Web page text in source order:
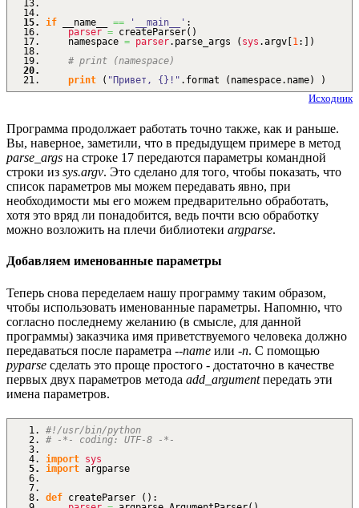
if __name__ == '__main__' :
parser = createParser( )
namespace = parser. parse_args ( sys .argv [1 : ] )
# print (namespace)
print
( "Привет, {}!" . format ( namespace. name) )
Исходник
Программа продолжает работать точно также, как и раньше.
Вы, наверное, заметили, что в предыдущем примере в метод
parse_args на строке 17 передаются параметры командной
строки из sys.argv. Это сделано для того, чтобы показать, что
список параметров мы можем передавать явно, при
необходимости мы его можем предварительно обработать,
хотя это вряд ли понадобится, ведь почти всю обработку
можно возложить на плечи библиотеки argparse.
Добавляем именованные параметры
Теперь снова переделаем нашу программу таким образом,
чтобы использовать именованные параметры. Напомню, что
согласно последнему желанию (в смысле, для данной
программы) заказчика имя приветствуемого человека должно
передаваться после параметра --name или -n. С помощью
pyparse сделать это проще простого - достаточно в качестве
первых двух параметров метода add_argumentпередать эти
имена параметров.
#!/usr/bin/python
# -*- coding: UTF-8 -*-
import sys
import argparse
def createParser ( ) :